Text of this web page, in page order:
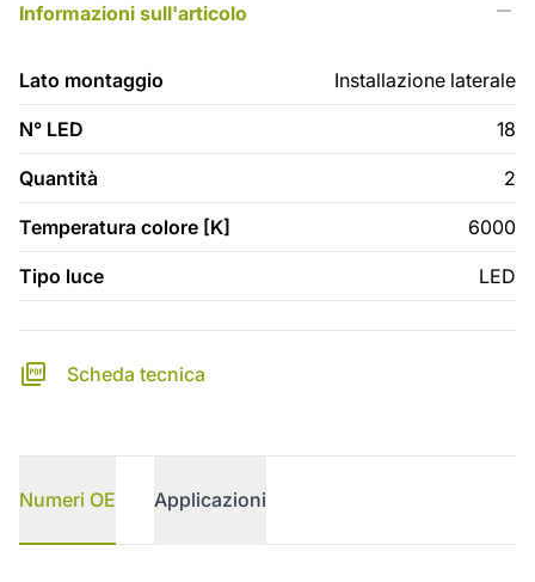
Informazioni sull'articolo
Lato montaggio Installazione laterale
N° LED 18
Quantità 2
Temperatura colore [K] 6000
Tipo luce LED
Scheda tecnica
Numeri OE Applicazioni